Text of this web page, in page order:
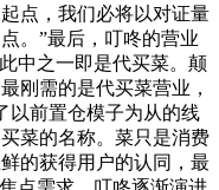
点，我们必将以对证量
。”最后，叮咚的营业
中之一即是代买菜。颠
刚需的是代买菜营业，
以前置仓模子为从的线
菜的名称。菜只是消费
的获得用户的认同，最